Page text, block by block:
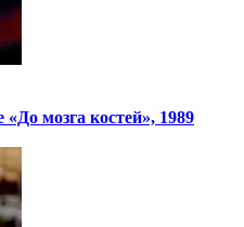
мозга костей», 1989